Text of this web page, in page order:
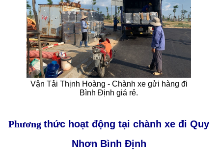
Vận Tải Thịnh Hoàng - Chành xe gửi hàng đi
Bình Định giá rẻ.
Phươngthức hoạt động tại chành xe đi Quy
Nhơn Bình Định